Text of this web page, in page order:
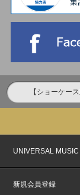
UNIVERSAL
新規会員登録